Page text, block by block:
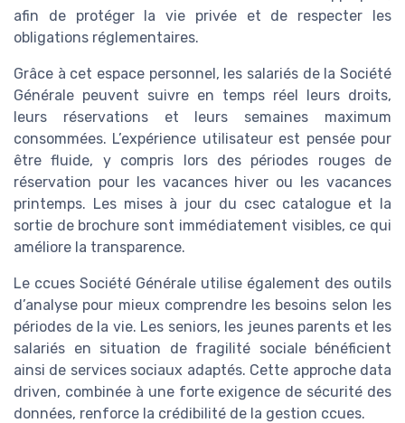
afin de protéger la vie privée et de respecter les
obligations réglementaires.
Grâce à cet espace personnel, les salariés de la Société
Générale peuvent suivre en temps réel leurs droits,
leurs réservations et leurs semaines maximum
consommées. L’expérience utilisateur est pensée pour
être fluide, y compris lors des périodes rouges de
réservation pour les vacances hiver ou les vacances
printemps. Les mises à jour du csec catalogue et la
sortie de brochure sont immédiatement visibles, ce qui
améliore la transparence.
Le ccues Société Générale utilise également des outils
d’analyse pour mieux comprendre les besoins selon les
périodes de la vie. Les seniors, les jeunes parents et les
salariés en situation de fragilité sociale bénéficient
ainsi de services sociaux adaptés. Cette approche data
driven, combinée à une forte exigence de sécurité des
données, renforce la crédibilité de la gestion ccues.